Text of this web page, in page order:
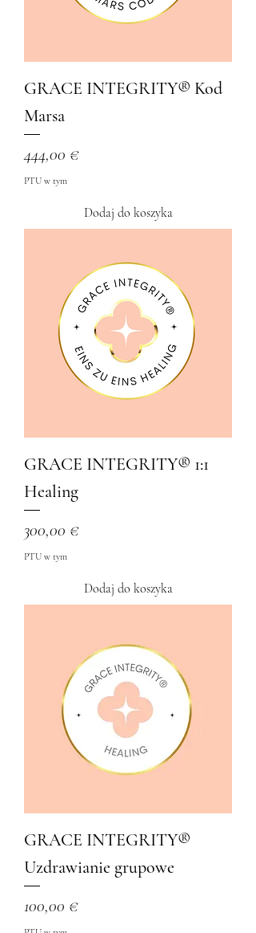
GRACE INTEGRITY®️ Kod
Marsa
Cena
444,00 €
PTU w tym
Dodaj do koszyka
GRACE INTEGRITY®️ 1:1
Healing
Cena
300,00 €
PTU w tym
Dodaj do koszyka
GRACE INTEGRITY®️
Uzdrawianie grupowe
Cena
100,00 €